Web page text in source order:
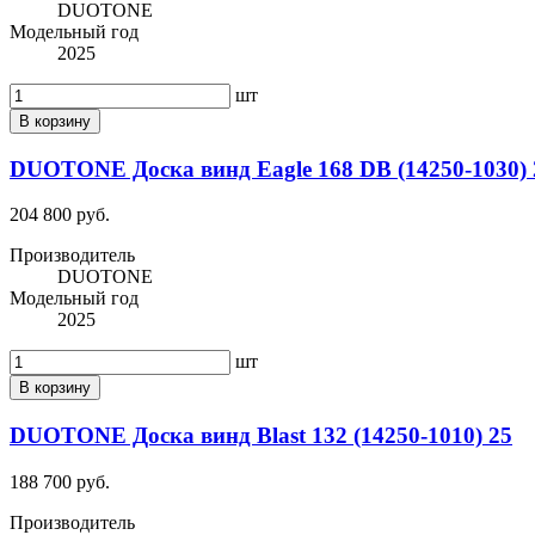
DUOTONE
Модельный год
2025
шт
В корзину
DUOTONE Доска винд Eagle 168 DB (14250-1030)
204 800 руб.
Производитель
DUOTONE
Модельный год
2025
шт
В корзину
DUOTONE Доска винд Blast 132 (14250-1010) 25
188 700 руб.
Производитель